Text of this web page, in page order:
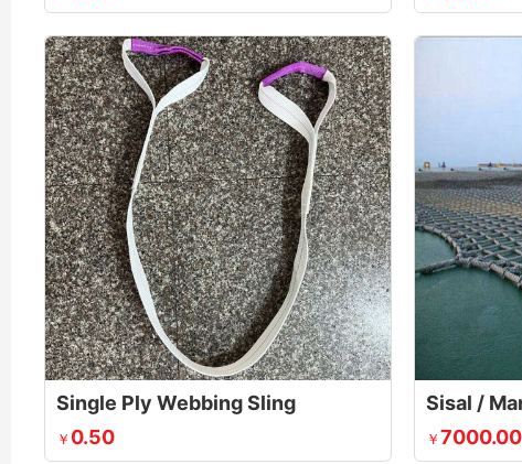
Single Ply Webbing Sling
￥ 0.50 ￥ 7000.00